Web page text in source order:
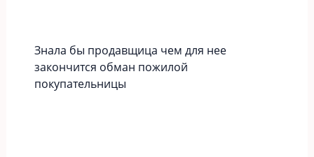
Знала бы продавщица чем для нее
закончится обман пожилой
покупательницы